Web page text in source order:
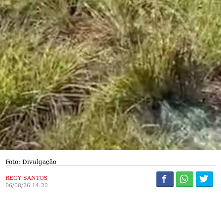
Foto: Divulgação
REGY SANTOS
06/08/26 14:20